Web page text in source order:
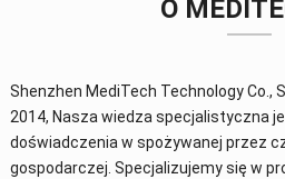
O
Shenzhen MediTech Technology Co.,
2014, Nasza wiedza specjalistyczna
doświadczenia w spożywanej przez
gospodarczej. Specjalizujemy się w